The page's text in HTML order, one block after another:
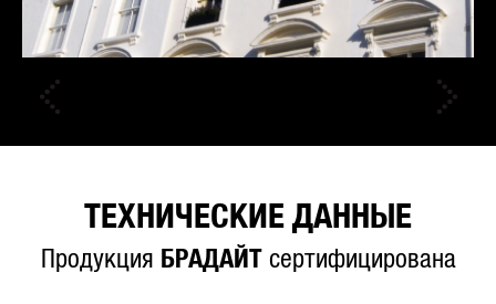
ТЕХНИЧЕСКИЕ ДАННЫЕ
Продукция БРАДАЙТсертифицирована